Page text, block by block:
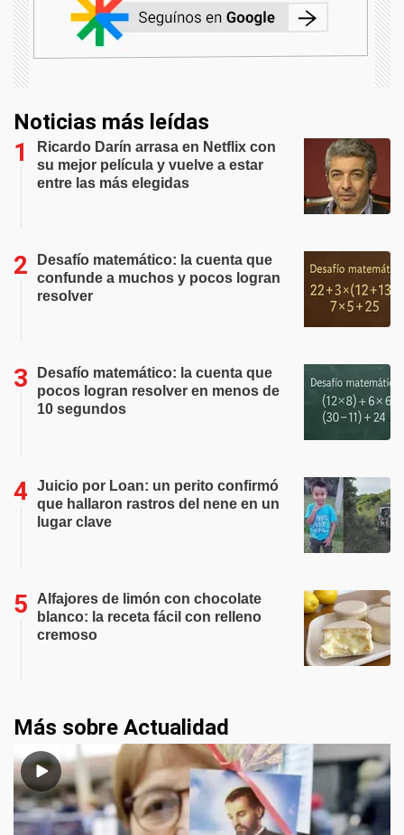
Noticias más leídas
Ricardo Darín arrasa en Netflix con
su mejor película y vuelve a estar
entre las más elegidas
Desafío matemático: la cuenta que
confunde a muchos y pocos logran
resolver
Desafío matemático: la cuenta que
pocos logran resolver en menos de
10 segundos
Juicio por Loan: un perito confirmó
que hallaron rastros del nene en un
lugar clave
Alfajores de limón con chocolate
blanco: la receta fácil con relleno
cremoso
Más sobre Actualidad